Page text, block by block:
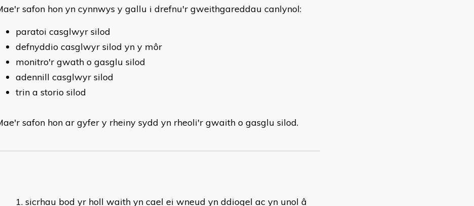
safon hon yn cynnwys y gallu i drefnu'r gweithgareddau canlynol:
paratoi casglwyr silod
defnyddio casglwyr silod yn y môr
monitro'r gwath o gasglu silod
adennill casglwyr silod
trin a storio silod
safon hon ar gyfer y rheiny sydd yn rheoli'r gwaith o gasglu silod.
sicrhau bod yr holl waith yn cael ei wneud yn ddiogel ac yn unol â